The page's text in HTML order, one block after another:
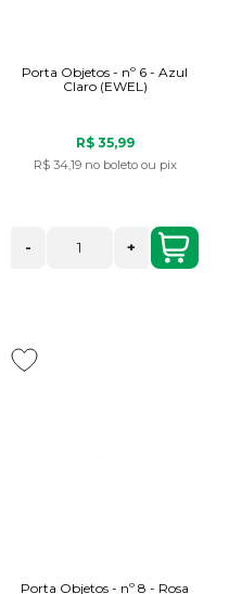
Porta Objetos - nº 6 - Azul
Claro (EWEL)
R$ 35,99
R$ 34,19 no boleto ou pix
- +
Porta Objetos - nº 8 - Rosa